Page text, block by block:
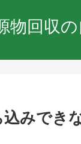
物回収
みできな